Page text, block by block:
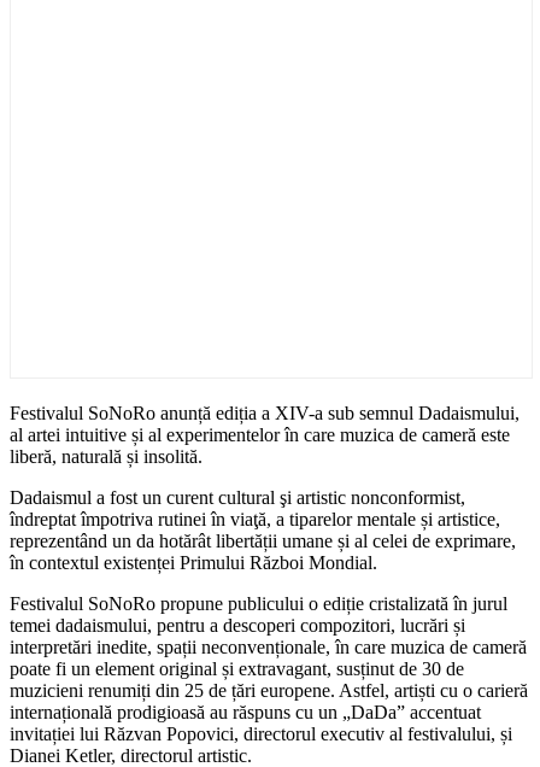
Festivalul SoNoRo anunță ediția a XIV-a sub semnul Dadaismului,
al artei intuitive și al experimentelor în care muzica de cameră este
liberă, naturală și insolită.
Dadaismul a fost un curent cultural şi artistic nonconformist,
îndreptat împotriva rutinei în viaţă, a tiparelor mentale și artistice,
reprezentând un da hotărât libertății umane și al celei de exprimare,
în contextul existenței Primului Război Mondial.
Festivalul SoNoRo propune publicului o ediție cristalizată în jurul
temei dadaismului, pentru a descoperi compozitori, lucrări și
interpretări inedite, spații neconvenționale, în care muzica de cameră
poate fi un element original și extravagant, susținut de 30 de
muzicieni renumiți din 25 de țări europene. Astfel, artiști cu o carieră
internațională prodigioasă au răspuns cu un „DaDa” accentuat
invitației lui Răzvan Popovici, directorul executiv al festivalului, și
Dianei Ketler, directorul artistic.